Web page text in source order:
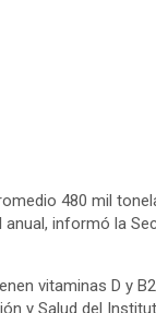
480 mil
informó la
vitaminas D y
y Salud del